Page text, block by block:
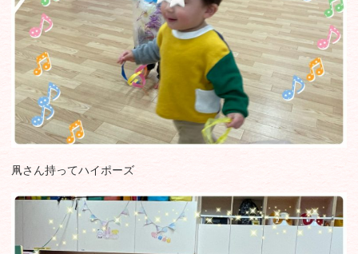
凧さん持ってハイポーズ